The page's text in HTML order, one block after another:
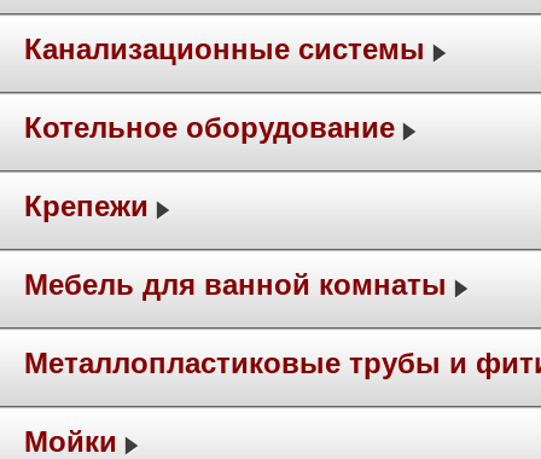
Канализационные системы
Котельное оборудование
Крепежи
Мебель для ванной комнаты
Металлопластиковые трубы и
Мойки